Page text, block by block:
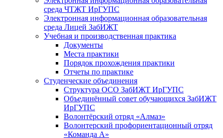
среда ЧТЖТ ИрГУПС
Электронная информационная образовательная
среда Лицей ЗабИЖТ
Учебная и производственная практика
Документы
Места практики
Порядок прохождения практики
Отчеты по практике
Студенческие объединения
Структура ОСО ЗабИЖТ ИрГУПС
Объединённый совет обучающихся ЗабИЖТ
ИрГУПС
Волонтёрский отряд «Алмаз»
Волонтерский профориентационный отряд
«Команда А»